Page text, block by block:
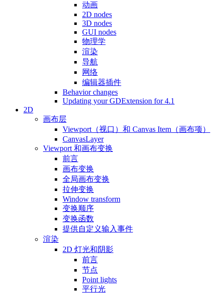
动画
2D nodes
3D nodes
GUI nodes
物理学
渲染
导航
网络
编辑器插件
Behavior changes
Updating your GDExtension for 4.1
2D
画布层
Viewport（视口）和 Canvas Item（画布项）
CanvasLayer
Viewport 和画布变换
前言
画布变换
全局画布变换
拉伸变换
Window transform
变换顺序
变换函数
提供自定义输入事件
渲染
2D 灯光和阴影
前言
节点
Point lights
平行光